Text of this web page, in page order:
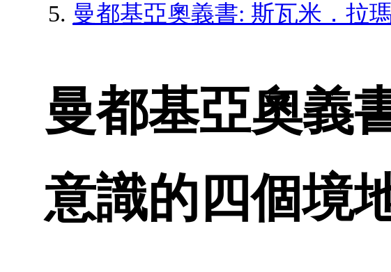
曼都基亞奧義書: 斯瓦米．拉
曼都基亞奧義
意識的四個境